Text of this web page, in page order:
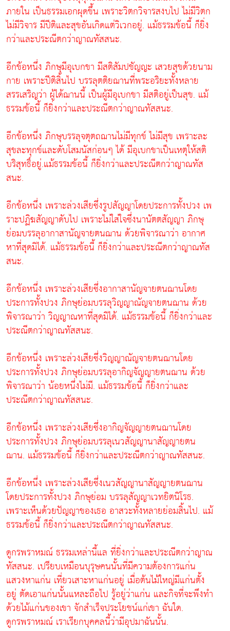
ภายใน เป็นธรรมเอกผุดขึ้น เพราะวิตกวิจารสงบไป ไม่มีวิตก
ไม่มีวิจาร มีปีติและสุขอันเกิดแต่วิเวกอยู่. แม้ธรรมข้อนี้ ก็ยิ่ง
กว่าและประณีตกว่าญาณทัสสนะ.
อีกข้อหนึ่ง ภิกษุมีอุเบกขา มีสติสัมปชัญญะ เสวยสุขด้วยนาม
กาย เพราะปีติสิ้นไป บรรลุตติยฌานที่พระอริยะทั้งหลาย
สรรเสริญว่า ผู้ได้ฌานนี้ เป็นผู้มีอุเบกขา มีสติอยู่เป็นสุข. แม้
ธรรมข้อนี้ ก็ยิ่งกว่าและประณีตกว่าญาณทัสสนะ.
อีกข้อหนึ่ง ภิกษุบรรลุจตุตถฌานไม่มีทุกข์ ไม่มีสุข เพราะละ
สุขละทุกข์และดับโสมนัสก่อนๆ ได้ มีอุเบกขาเป็นเหตุให้สติ
บริสุทธิ์อยู่.แม้ธรรมข้อนี้ ก็ยิ่งกว่าและประณีตกว่าญาณทัส
สนะ.
อีกข้อหนึ่ง เพราะล่วงเสียซึ่งรูปสัญญาโดยประการทั้งปวง เพ
ราะปฏิฆสัญญาดับไป เพราะไม่ใส่ใจซึ่งนานัตตสัญญา ภิกษุ
ย่อมบรรลุอากาสานัญจายตนฌาน ด้วยพิจารณาว่า อากาศ
หาที่สุดมิได้. แม้ธรรมข้อนี้ ก็ยิ่งกว่าและประณีตกว่าญาณทัส
สนะ.
อีกข้อหนึ่ง เพราะล่วงเสียซึ่งอากาสานัญจายตนฌานโดย
ประการทั้งปวง ภิกษุย่อมบรรลุวิญญาณัญจายตนฌาน ด้วย
พิจารณาว่า วิญญาณหาที่สุดมิได้. แม้ธรรมข้อนี้ ก็ยิ่งกว่าและ
ประณีตกว่าญาณทัสสนะ.
อีกข้อหนึ่ง เพราะล่วงเสียซึ่งวิญญาณัญจายตนฌานโดย
ประการทั้งปวง ภิกษุย่อมบรรลุอากิญจัญญายตนฌาน ด้วย
พิจารณาว่า น้อยหนึ่งไม่มี. แม้ธรรมข้อนี้ ก็ยิ่งกว่าและ
ประณีตกว่าญาณทัสสนะ.
อีกข้อหนึ่ง เพราะล่วงเสียซึ่งอากิญจัญญายตนฌานโดย
ประการทั้งปวง ภิกษุย่อมบรรลุเนวสัญญานาสัญญายตน
ฌาน. แม้ธรรมข้อนี้ ก็ยิ่งกว่าและประณีตกว่าญาณทัสสนะ.
อีกข้อหนึ่ง เพราะล่วงเสียซึ่งเนวสัญญานาสัญญายตนฌาน
โดยประการทั้งปวง ภิกษุย่อม บรรลุสัญญาเวทยิตนิโรธ.
เพราะเห็นด้วยปัญญาของเธอ อาสวะทั้งหลายย่อมสิ้นไป. แม้
ธรรมข้อนี้ ก็ยิ่งกว่าและประณีตกว่าญาณทัสสนะ.
ดูกรพราหมณ์ ธรรมเหล่านี้แล ที่ยิ่งกว่าและประณีตกว่าญาณ
ทัสสนะ. เปรียบเหมือนบุรุษคนนั้นที่มีความต้องการแก่น
แสวงหาแก่น เที่ยวเสาะหาแก่นอยู่ เมื่อต้นไม้ใหญ่มีแก่นตั้ง
อยู่ ตัดเอาแก่นนั้นแหละถือไป รู้อยู่ว่าแก่น และกิจที่จะพึงทำ
ด้วยไม้แก่นของเขา จักสำเร็จประโยชน์แก่เขา ฉันใด.
ดูกรพราหมณ์ เราเรียกบุคคลนี้ว่ามีอุปมาฉันนั้น.